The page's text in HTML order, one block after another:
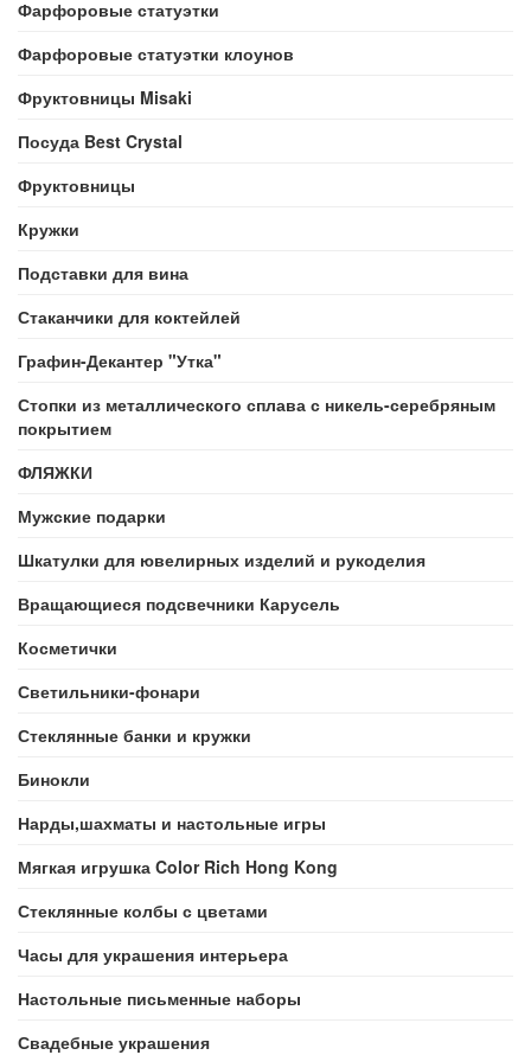
Фарфоровые статуэтки
Фарфоровые статуэтки клоунов
Фруктовницы Misaki
Посуда Best Crystal
Фруктовницы
Кружки
Подставки для вина
Стаканчики для коктейлей
Графин-Декантер "Утка"
Стопки из металлического сплава с никель-серебряным
покрытием
ФЛЯЖКИ
Мужские подарки
Шкатулки для ювелирных изделий и рукоделия
Вращающиеся подсвечники Карусель
Косметички
Светильники-фонари
Стеклянные банки и кружки
Бинокли
Нарды,шахматы и настольные игры
Мягкая игрушка Color Rich Hong Kong
Стеклянные колбы с цветами
Часы для украшения интерьера
Настольные письменные наборы
Свадебные украшения